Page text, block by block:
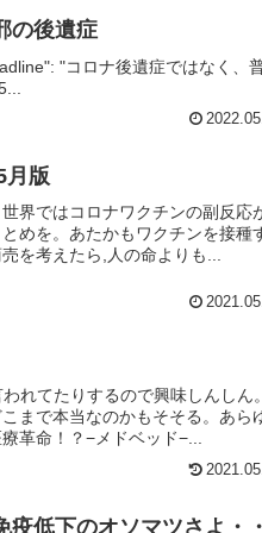
の後遺症
"コロナ後遺症ではなく、
月版
界ではコロナワクチンの副反応
めを。あたかもワクチンを接種
を考えたら,人の命よりも...
れてたりするので興味しんしん
まで本当なのかもそそる。あら
革命！？−メドベッド−...
低下のオソマツさよ・